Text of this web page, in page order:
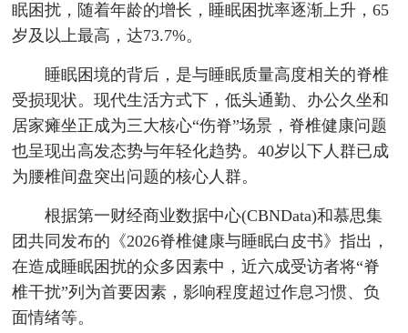
眠困扰，随着年龄的增长，睡眠困扰率逐渐上升，65
岁及以上最高，达73.7%。
睡眠困境的背后，是与睡眠质量高度相关的脊椎
受损现状。现代生活方式下，低头通勤、办公久坐和
居家瘫坐正成为三大核心“伤脊”场景，脊椎健康问题
也呈现出高发态势与年轻化趋势。40岁以下人群已成
为腰椎间盘突出问题的核心人群。
根据第一财经商业数据中心(CBNData)和慕思集
团共同发布的《2026脊椎健康与睡眠白皮书》指出，
在造成睡眠困扰的众多因素中，近六成受访者将“脊
椎干扰”列为首要因素，影响程度超过作息习惯、负
面情绪等。